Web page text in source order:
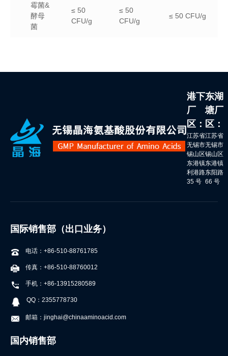
霉菌&
酵母
菌
≤ 50
CFU/g
≤ 50
CFU/g
≤ 50 CFU/g
港下
厂
区：
江苏省
无锡市
锡山区
东港镇
利港路
35 号
东湖
塘厂
区：
江苏省
无锡市
锡山区
东港镇
东阳路
66 号
国际销售部（出口业务）
电话：+86-510-88761785
传真：+86-510-88760012
手机：+86-13915280589
QQ：2355778730
邮箱：jinghai@chinaaminoacid.com
国内销售部